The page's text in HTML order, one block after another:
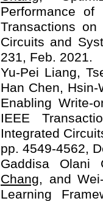
Performance of
Transactions on
Circuits and
231, Feb. 2021.
Yu-Pei Liang,
Han Chen,
Enabling Write-
IEEE
Integrated
pp. 4549-4562,
Gaddisa Olani
Chang, and
Learning